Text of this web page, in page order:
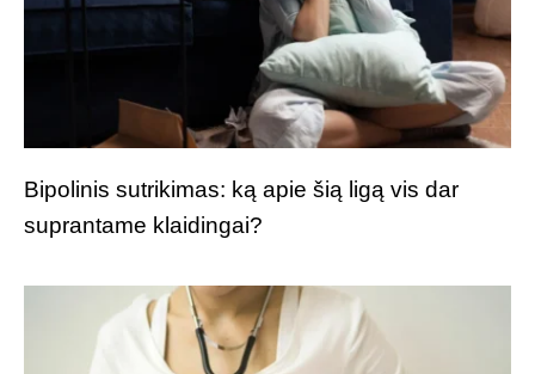
Bipolinis sutrikimas: ką apie šią ligą vis dar
suprantame klaidingai?